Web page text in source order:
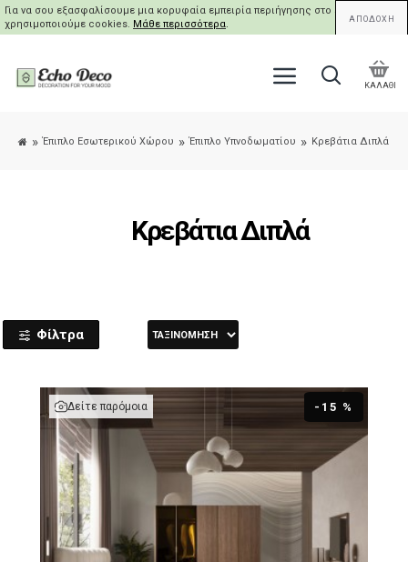
Για να σου εξασφαλίσουμε μια κορυφαία εμπειρία περιήγησης στο site μας,
χρησιμοποιούμε cookies. Μάθε περισσότερα. ΑΠΟΔΟΧΗ
ΚΑΛΑΘΙ
Έπιπλο Εσωτερικού Χώρου Έπιπλο Υπνοδωματίου Κρεβάτια Διπλά
Κρεβάτια Διπλά
Φίλτρα
-15 %
Δείτε παρόμοια